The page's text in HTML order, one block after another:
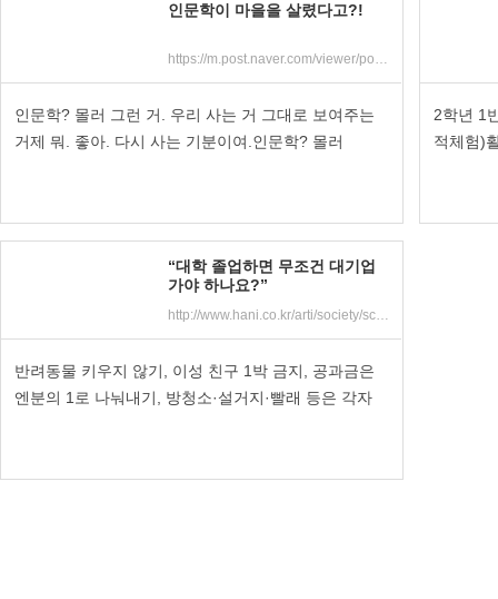
인문학이 마을을 살렸다고?!
https://m.post.naver.com/viewer/postView.nhn?volumeNo=16982971&memberNo=25324157&searchKeyword=%EC%9A%B0%EB%A6%AC%EB%8F%99%EB%84%A4%ED%85%83%EB%B0%AD%ED%98%91%EB%8F%99%EC%A1%B0%ED%95%A9&searchRank=4
인문학? 몰러 그런 거. 우리 사는 거 그대로 보여주는
거제 뭐. 좋아. 다시 사는 기분이여.인문학? 몰러
2학년 1
적체험)
“대학 졸업하면 무조건 대기업
가야 하나요?”
http://www.hani.co.kr/arti/society/schooling/867889.html
반려동물 키우지 않기, 이성 친구 1박 금지, 공과금은
엔분의 1로 나눠내기, 방청소·설거지·빨래 등은 각자